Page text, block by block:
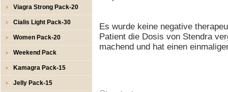
Viagra Strong Pack-20
Cialis Light Pack-30
Women Pack-20
Weekend Pack
Kamagra Pack-15
Jelly Pack-15
Es wurde keine negative
Patient die Dosis von Stendra
machend und hat einen